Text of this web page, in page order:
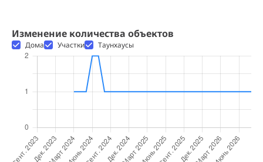
Изменение количества объектов
Дома Участки Таунхаусы